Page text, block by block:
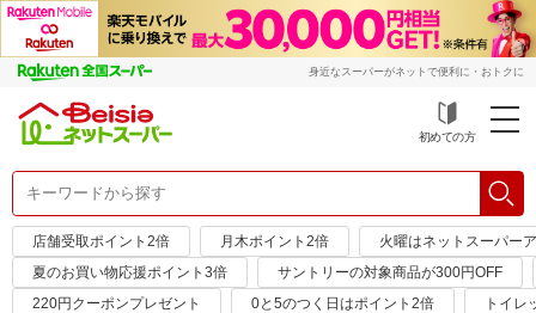
身近なスーパーがネットで便利に・おトクに
初めての方
店舗受取ポイント2倍 月木ポイント2倍
火曜はネットスーパー
夏のお買い物応援ポイント3倍
サントリーの対象商品が300円OFF
220円クーポンプレゼント
0と5のつく日はポイント2倍
トイレ